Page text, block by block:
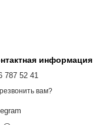
информация
787 52 41
вам?